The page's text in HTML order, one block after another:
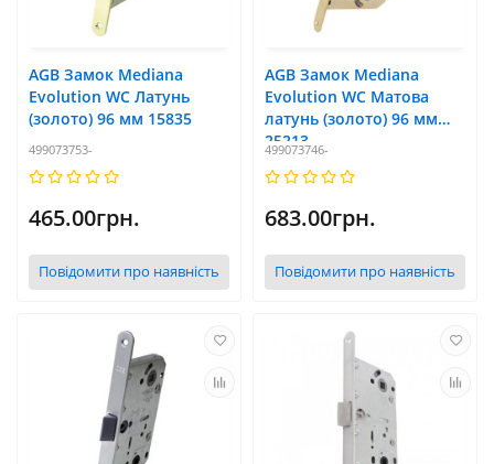
AGB Замок Mediana
Evolution WC Латунь
(золото) 96 мм 15835
499073753-
465.00грн.
Повідомити про наявність
AGB Замок Mediana
Evolution WC Матова
латунь (золото) 96 мм
25213
499073746-
683.00грн.
Повідомити про наявність